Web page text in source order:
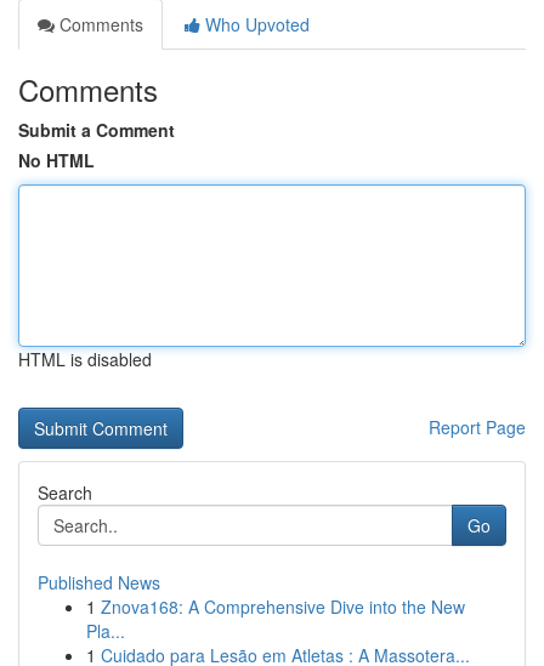
Comments
Who Upvoted
Comments
Submit a Comment
No HTML
HTML is disabled
Report Page
Search
Go
Published News
1 Znova168: A Comprehensive Dive into the New
Pla...
1 Cuidado para Lesão em Atletas : A Massotera...